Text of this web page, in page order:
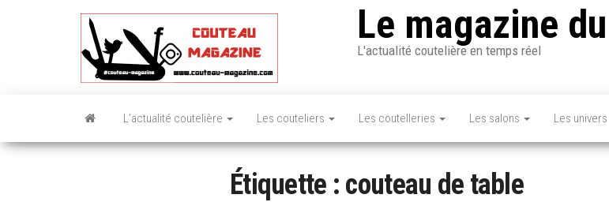
Le magazine
L'actualité coutelière en temps réel
L’actualité coutelière Les couteliers Les coutelleries Les salons Les univers
Étiquette : couteau de table